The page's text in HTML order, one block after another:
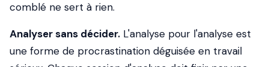
comblé ne sert à rien.
Analyser sans décider. L'analyse pour l'analyse est
une forme de procrastination déguisée en travail